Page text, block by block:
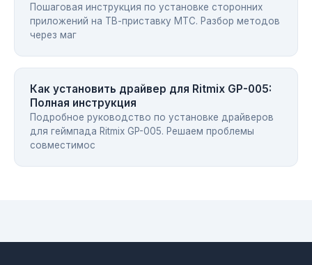
Пошаговая инструкция по установке сторонних
приложений на ТВ-приставку МТС. Разбор методов
через маг
Как установить драйвер для Ritmix GP-005:
Полная инструкция
Подробное руководство по установке драйверов
для геймпада Ritmix GP-005. Решаем проблемы
совместимос